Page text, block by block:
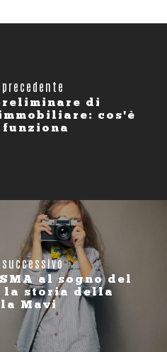
di
cos'è
funziona
al sogno del
la storia della
Mavi